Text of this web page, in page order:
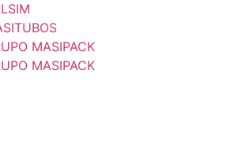
MASIPACK
MASIPACK